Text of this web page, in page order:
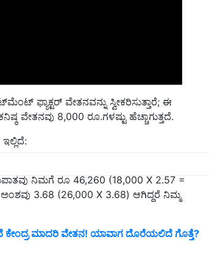
ಫ್ಯಾಕ್ಟರ್ ವೇತನವನ್ನು ಸ್ವೀಕರಿಸುತ್ತಾರೆ; ಈ
ವೇತನವು 8,000 ರೂ.ಗಳಷ್ಟು ಹೆಚ್ಚಾಗುತ್ತದೆ.
ರೂ 26,000 ಕ್ಕೆ ಹೆಚ್ಚಾಗುತ್ತದೆ, ಪ್ರಸ್ತುತ, ನಿಮ್ಮ
ನಿಮಗೆ ರೂ 46,260 (18,000 X 2.57 =
3.68 (26,000 X 3.68) ಆಗಿದ್ದರೆ ನಿಮ್ಮ
ಕೇಂದ್ರ ಮಾದರಿ ವೇತನ! ಯಾವಾಗ ದೊರೆಯಲಿದೆ ಗೊತ್ತೆ?
hike soon